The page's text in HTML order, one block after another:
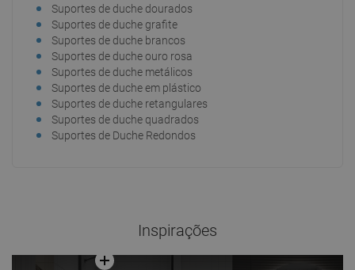
Suportes de duche dourados
Suportes de duche grafite
Suportes de duche brancos
Suportes de duche ouro rosa
Suportes de duche metálicos
Suportes de duche em plástico
Suportes de duche retangulares
Suportes de duche quadrados
Suportes de Duche Redondos
Inspirações